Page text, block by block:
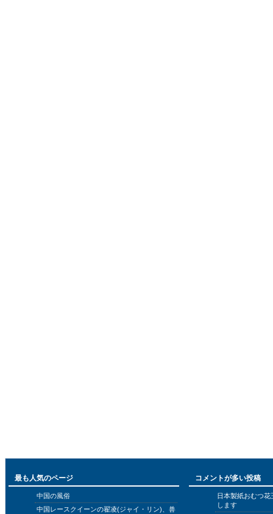
最も人気のページ
中国の風俗
中国レースクイーンの翟凌(ジャイ・リン)、兽
コメントが多い投稿
日本製紙おむつ
します